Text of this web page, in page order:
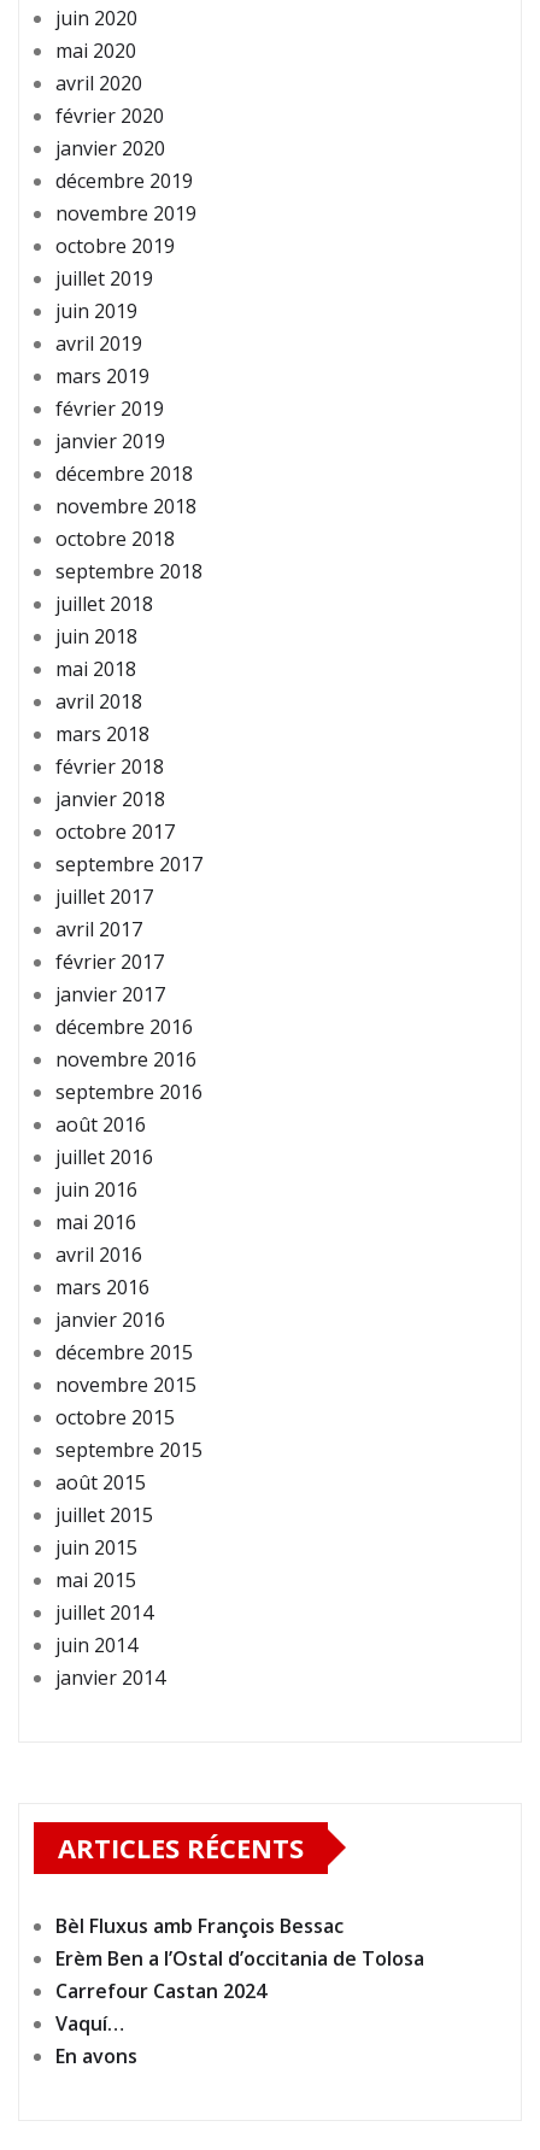
juin 2020
mai 2020
avril 2020
février 2020
janvier 2020
décembre 2019
novembre 2019
octobre 2019
juillet 2019
juin 2019
avril 2019
mars 2019
février 2019
janvier 2019
décembre 2018
novembre 2018
octobre 2018
septembre 2018
juillet 2018
juin 2018
mai 2018
avril 2018
mars 2018
février 2018
janvier 2018
octobre 2017
septembre 2017
juillet 2017
avril 2017
février 2017
janvier 2017
décembre 2016
novembre 2016
septembre 2016
août 2016
juillet 2016
juin 2016
mai 2016
avril 2016
mars 2016
janvier 2016
décembre 2015
novembre 2015
octobre 2015
septembre 2015
août 2015
juillet 2015
juin 2015
mai 2015
juillet 2014
juin 2014
janvier 2014
ARTICLES RÉCENTS
Bèl Fluxus amb François Bessac
Erèm Ben a l’Ostal d’occitania de Tolosa
Carrefour Castan 2024
Vaquí…
En avons